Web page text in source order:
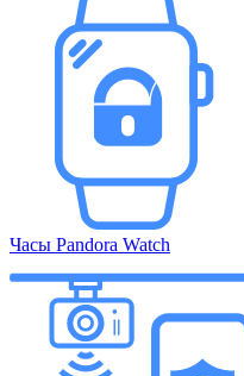
Часы Pandora Watch